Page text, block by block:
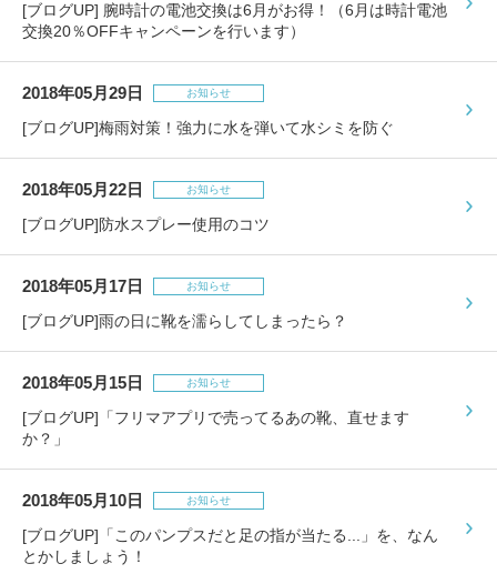
よくあるご質問
採用情報
CLOSE
[ブログUP] 腕時計の電池交換は6月がお得！（6月は時計電池
交換20％OFFキャンペーンを行います）
2018年05月29日 お知らせ
[ブログUP]梅雨対策！強力に水を弾いて水シミを防ぐ
2018年05月22日 お知らせ
[ブログUP]防水スプレー使用のコツ
2018年05月17日 お知らせ
[ブログUP]雨の日に靴を濡らしてしまったら？
2018年05月15日 お知らせ
[ブログUP]「フリマアプリで売ってるあの靴、直せます
か？」
2018年05月10日 お知らせ
[ブログUP]「このパンプスだと足の指が当たる...」を、なん
とかしましょう！